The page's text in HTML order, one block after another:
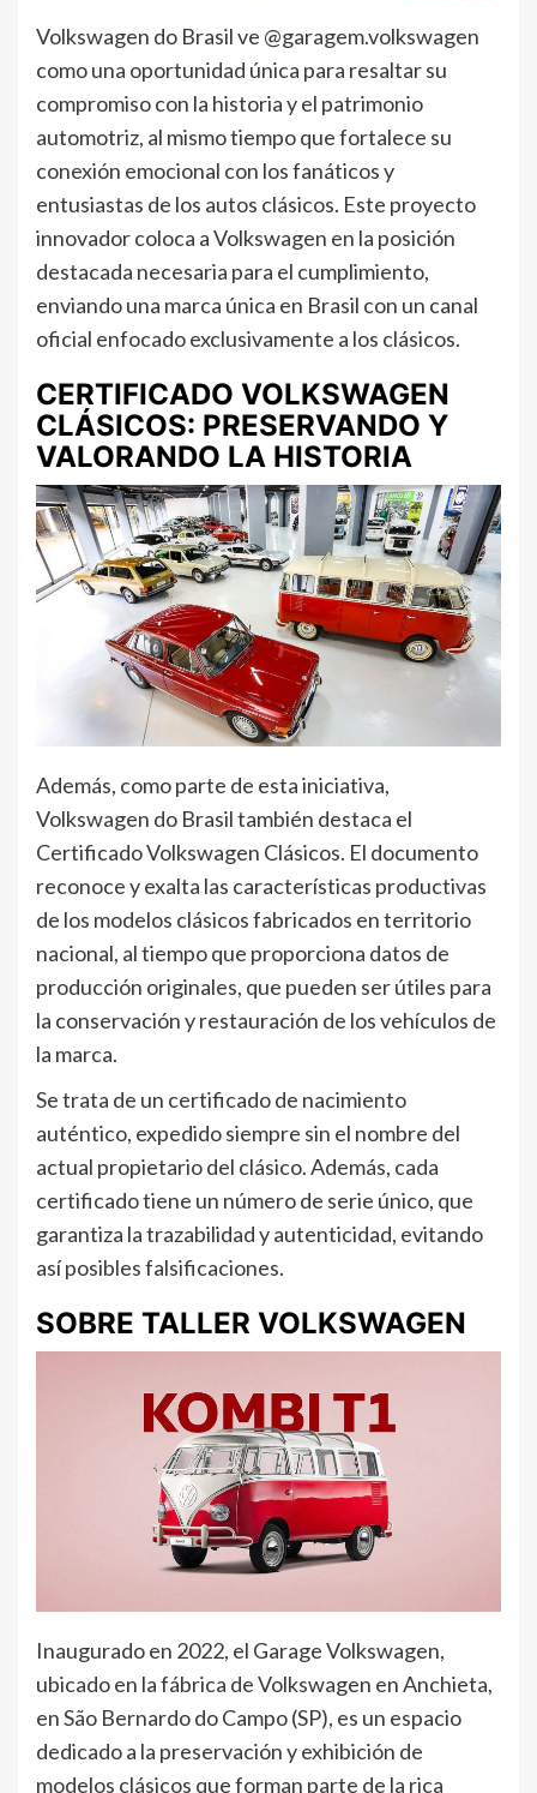
Volkswagen do Brasil ve @garagem.volkswagen
como una oportunidad única para resaltar su
compromiso con la historia y el patrimonio
automotriz, al mismo tiempo que fortalece su
conexión emocional con los fanáticos y
entusiastas de los autos clásicos. Este proyecto
innovador coloca a Volkswagen en la posición
destacada necesaria para el cumplimiento,
enviando una marca única en Brasil con un canal
oficial enfocado exclusivamente a los clásicos.
CERTIFICADO VOLKSWAGEN
CLÁSICOS: PRESERVANDO Y
VALORANDO LA HISTORIA
Además, como parte de esta iniciativa,
Volkswagen do Brasil también destaca el
Certificado Volkswagen Clásicos. El documento
reconoce y exalta las características productivas
de los modelos clásicos fabricados en territorio
nacional, al tiempo que proporciona datos de
producción originales, que pueden ser útiles para
la conservación y restauración de los vehículos de
la marca.
Se trata de un certificado de nacimiento
auténtico, expedido siempre sin el nombre del
actual propietario del clásico. Además, cada
certificado tiene un número de serie único, que
garantiza la trazabilidad y autenticidad, evitando
así posibles falsificaciones.
SOBRE TALLER VOLKSWAGEN
Inaugurado en 2022, el Garage Volkswagen,
ubicado en la fábrica de Volkswagen en Anchieta,
en São Bernardo do Campo (SP), es un espacio
dedicado a la preservación y exhibición de
modelos clásicos que forman parte de la rica